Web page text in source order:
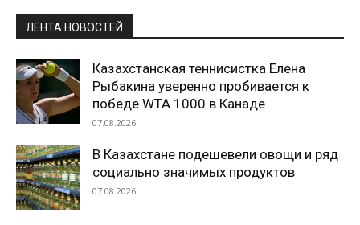
ЛЕНТА НОВОСТЕЙ
Казахстанская теннисистка Елена
Рыбакина уверенно пробивается к
победе WTA 1000 в Канаде
07.08.2026
В Казахстане подешевели овощи и ряд
социально значимых продуктов
07.08.2026